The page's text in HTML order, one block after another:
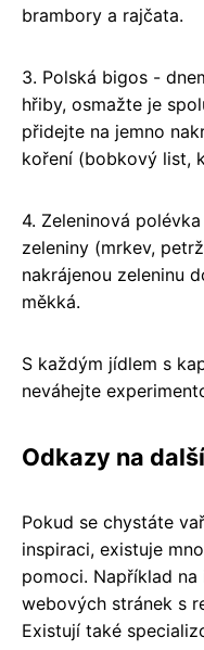
brambory a rajčata.
3. Polská bigos -
hřiby, osmažte je
přidejte na jemno
koření (bobkový list,
4. Zeleninová
zeleniny (mrkev,
nakrájenou zeleninu
měkká.
S každým jídlem s
neváhejte
Odkazy na
Pokud se chystáte
inspiraci, existuje
pomoci. Například
webových stránek s
Existují také